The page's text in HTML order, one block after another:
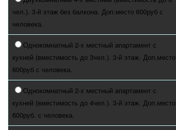
чел.). 3-й этаж без балкона. Доп.место 600руб с
человека.
Однокомнатный 2-х местный апартамент с
кухней (вместимость до 3чел.). 3-й этаж. Доп.место
600руб с человека.
Однокомнатный 2-х местный апартамент с
кухней (вместимость до 4чел.). 3-й этаж. Доп.место
600руб. с человека.